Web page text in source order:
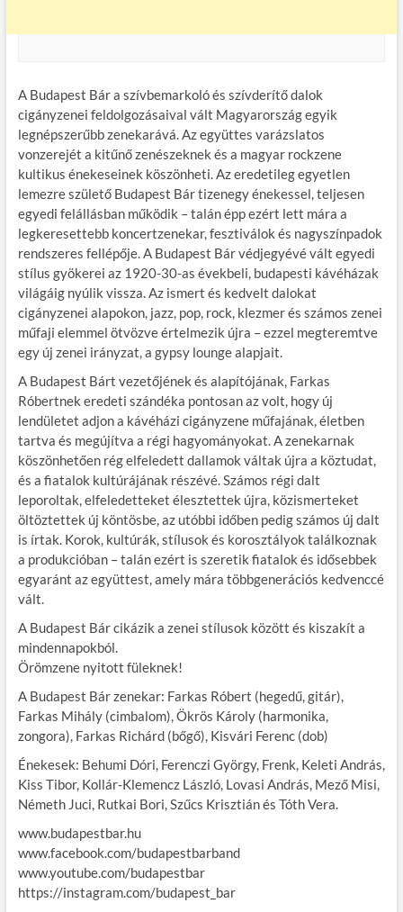
A Budapest Bár a szívbemarkoló és szívderítő dalok
cigányzenei feldolgozásaival vált Magyarország egyik
legnépszerűbb zenekarává. Az együttes varázslatos
vonzerejét a kitűnő zenészeknek és a magyar rockzene
kultikus énekeseinek köszönheti. Az eredetileg egyetlen
lemezre születő Budapest Bár tizenegy énekessel, teljesen
egyedi felállásban működik – talán épp ezért lett mára a
legkeresettebb koncertzenekar, fesztiválok és nagyszínpadok
rendszeres fellépője. A Budapest Bár védjegyévé vált egyedi
stílus gyökerei az 1920-30-as évekbeli, budapesti kávéházak
világáig nyúlik vissza. Az ismert és kedvelt dalokat
cigányzenei alapokon, jazz, pop, rock, klezmer és számos zenei
műfaji elemmel ötvözve értelmezik újra – ezzel megteremtve
egy új zenei irányzat, a gypsy lounge alapjait.
A Budapest Bárt vezetőjének és alapítójának, Farkas
Róbertnek eredeti szándéka pontosan az volt, hogy új
lendületet adjon a kávéházi cigányzene műfajának, életben
tartva és megújítva a régi hagyományokat. A zenekarnak
köszönhetően rég elfeledett dallamok váltak újra a köztudat,
és a fiatalok kultúrájának részévé. Számos régi dalt
leporoltak, elfeledetteket élesztettek újra, közismerteket
öltöztettek új köntösbe, az utóbbi időben pedig számos új dalt
is írtak. Korok, kultúrák, stílusok és korosztályok találkoznak
a produkcióban – talán ezért is szeretik fiatalok és idősebbek
egyaránt az együttest, amely mára többgenerációs kedvenccé
vált.
A Budapest Bár cikázik a zenei stílusok között és kiszakít a
mindennapokból.
Örömzene nyitott füleknek!
A Budapest Bár zenekar: Farkas Róbert (hegedű, gitár),
Farkas Mihály (cimbalom), Ökrös Károly (harmonika,
zongora), Farkas Richárd (bőgő), Kisvári Ferenc (dob)
Énekesek: Behumi Dóri, Ferenczi György, Frenk, Keleti András,
Kiss Tibor, Kollár-Klemencz László, Lovasi András, Mező Misi,
Németh Juci, Rutkai Bori, Szűcs Krisztián és Tóth Vera.
www.budapestbar.hu
www.facebook.com/budapestbarband
www.youtube.com/budapestbar
https://instagram.com/budapest_bar